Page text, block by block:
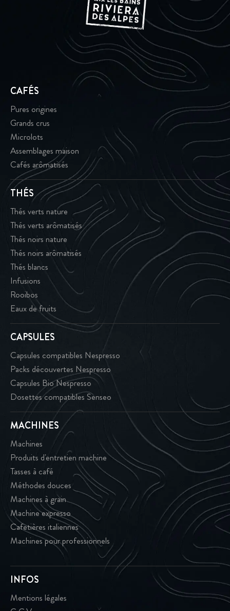
CAFÉS
Pures origines
Grands crus
Microlots
Assemblages maison
Cafés arômatisés
THÉS
Thés verts nature
Thés verts arômatisés
Thés noirs nature
Thés noirs arômatisés
Thés blancs
Infusions
Rooibos
Eaux de fruits
CAPSULES
Capsules compatibles Nespresso
Packs découvertes Nespresso
Capsules Bio Nespresso
Dosettes compatibles Senseo
MACHINES
Machines
Produits d'entretien machine
Tasses à café
Méthodes douces
Machines à grain
Machine expresso
Cafetières italiennes
Machines pour professionnels
INFOS
Mentions légales